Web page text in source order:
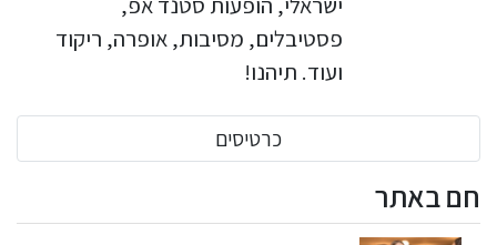
פסטיבלים, מסיבות, אופרה, ריקוד
ועוד. תיהנו!
כרטיסים
חם באתר